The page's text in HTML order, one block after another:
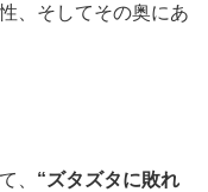
、そしてその奥にあ
、 “ズタズタに敗れ